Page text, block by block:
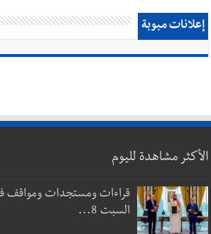
إعلانات مبوبة
الأكثر مشاهدة لليوم
قراءات ومستجدات ومواقف
السبت 8...